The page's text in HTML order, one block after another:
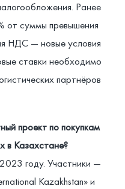
Ранее
от суммы превышения
НДС — новые условия
ставки необходимо
партнёров
проект по покупкам
в Казахстане?
году. Участники —
Kazakhstan» и